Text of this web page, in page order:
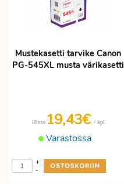
Mustekasetti tarvike Canon
PG-545XL musta värikasetti
Varastossa
Hinta 19,43€ / kpl
-
+